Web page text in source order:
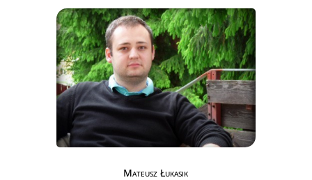
Mateusz Łukasik